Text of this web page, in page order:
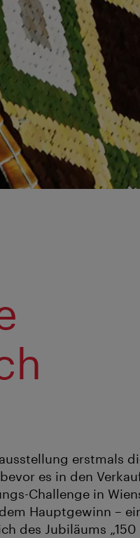
erstmals
es in den
Challenge in
Hauptgewinn –
des Jubiläums „150